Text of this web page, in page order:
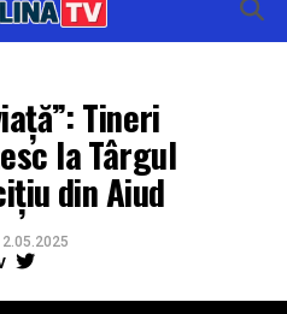
Tineri
la Târgul
din Aiud